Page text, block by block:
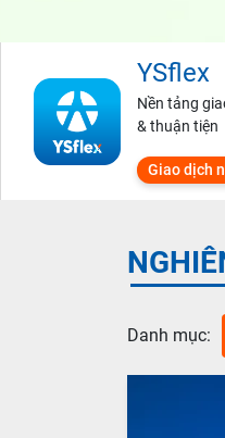
YSflex
Nền tảng
& thuận tiện
Giao dịch
Danh mục: